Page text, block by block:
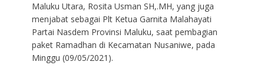
Maluku Utara, Rosita Usman SH,.MH, yang juga
menjabat sebagai Plt Ketua Garnita Malahayati
Partai Nasdem Provinsi Maluku, saat pembagian
paket Ramadhan di Kecamatan Nusaniwe, pada
Minggu (09/05/2021).